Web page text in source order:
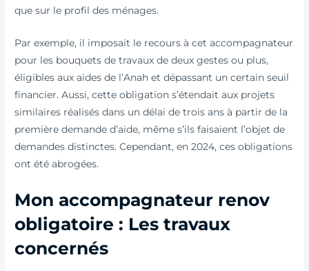
que sur le profil des ménages.
Par exemple, il imposait le recours à cet accompagnateur
pour les bouquets de travaux de deux gestes ou plus,
éligibles aux aides de l’Anah et dépassant un certain seuil
financier. Aussi, cette obligation s’étendait aux projets
similaires réalisés dans un délai de trois ans à partir de la
première demande d’aide, même s’ils faisaient l’objet de
demandes distinctes. Cependant, en 2024, ces obligations
ont été abrogées.
Mon accompagnateur renov
obligatoire : Les travaux
concernés